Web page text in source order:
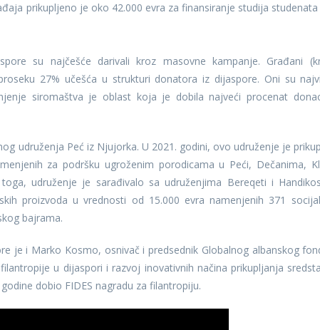
prikupljeno je oko 42.000 evra za finansiranje studija studenata
su najčešće darivali kroz masovne kampanje. Građani
27% učešća u strukturi donatora iz dijaspore. Oni su
siromaštva je oblast koja je dobila najveći procenat
udruženja Peć iz Njujorka. U 2021. godini, ovo udruženje je
za podršku ugroženim porodicama u Peći, Dečanima,
udruženje je sarađivalo sa udruženjima Bereqeti i
proizvoda u vrednosti od 15.000 evra namenjenih 371
bajrama.
je i Marko Kosmo, osnivač i predsednik Globalnog albanskog
u dijaspori i razvoj inovativnih načina prikupljanja
dobio FIDES nagradu za filantropiju.